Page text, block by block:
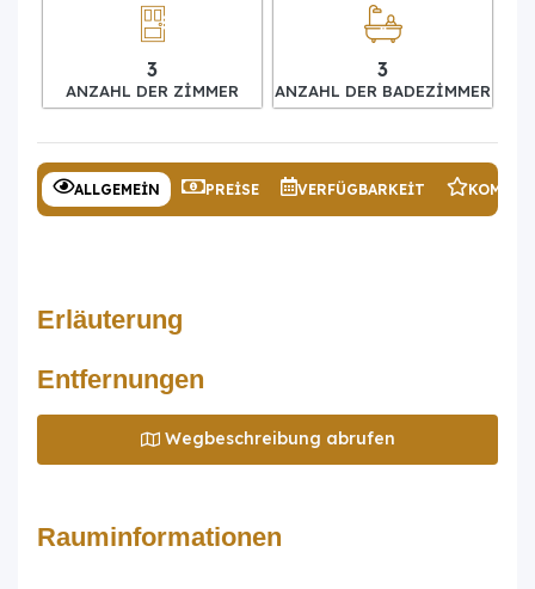
3
ANZAHL DER ZIMMER
3
ANZAHL DER BADEZIMMER
ALLGEMEIN PREISE VERFÜGBARKEIT
Erläuterung
Entfernungen
Wegbeschreibung abrufen
Rauminformationen